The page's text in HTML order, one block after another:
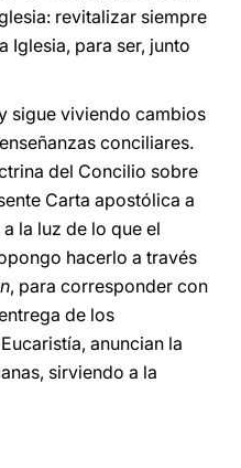
revitalizar siempre
Iglesia, para ser, junto
sigue viviendo cambios
conciliares.
del Concilio sobre
Carta apostólica a
la luz de lo que el
hacerlo a través
, para corresponder con
de los
anuncian la
sirviendo a la